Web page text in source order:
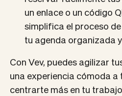
un enlace o un código
simplifica el proceso
tu agenda organizada
Con Vev, puedes agilizar
una experiencia cómoda a
centrarte más en tu